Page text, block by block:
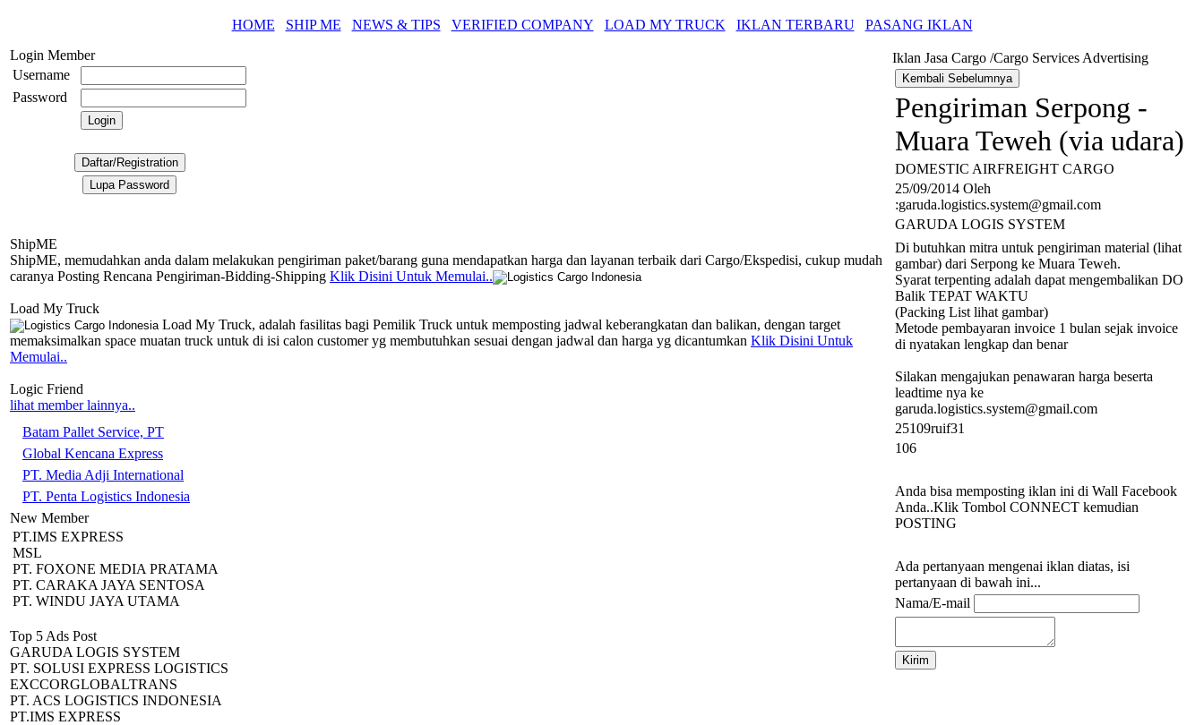
HOME SHIP ME NEWS & TIPS VERIFIED COMPANY LOAD MY TRUCK IKLAN TERBARU
PASANG IKLAN
Login Member
Username
Password
ShipME
ShipME, memudahkan anda dalam melakukan pengiriman paket/barang guna mendapatkan harga dan layanan terbaik dari Cargo/Ekspedisi, cukup mudah
caranya Posting Rencana Pengiriman-Bidding-Shipping Klik Disini Untuk Memulai..
Load My Truck
Load My Truck, adalah fasilitas bagi Pemilik Truck untuk memposting jadwal keberangkatan dan balikan, dengan target
memaksimalkan space muatan truck untuk di isi calon customer yg membutuhkan sesuai dengan jadwal dan harga yg dicantumkan Klik Disini Untuk
Memulai..
Logic Friend
lihat member lainnya..
Batam Pallet Service, PT
Global Kencana Express
PT. Media Adji International
PT. Penta Logistics Indonesia
New Member
PT.IMS EXPRESS
MSL
PT. FOXONE MEDIA PRATAMA
PT. CARAKA JAYA SENTOSA
PT. WINDU JAYA UTAMA
Top 5 Ads Post
GARUDA LOGIS SYSTEM
PT. SOLUSI EXPRESS LOGISTICS
EXCCORGLOBALTRANS
PT. ACS LOGISTICS INDONESIA
PT.IMS EXPRESS
Iklan Jasa Cargo /Cargo Services Advertising
Pengiriman Serpong -
Muara Teweh (via udara)
DOMESTIC AIRFREIGHT CARGO
25/09/2014 Oleh
:garuda.logistics.system@gmail.com
GARUDA LOGIS SYSTEM
Di butuhkan mitra untuk pengiriman material (lihat
gambar) dari Serpong ke Muara Teweh.
Syarat terpenting adalah dapat mengembalikan DO
Balik TEPAT WAKTU
(Packing List lihat gambar)
Metode pembayaran invoice 1 bulan sejak invoice
di nyatakan lengkap dan benar
Silakan mengajukan penawaran harga beserta
leadtime nya ke
garuda.logistics.system@gmail.com
25109ruif31
106
Anda bisa memposting iklan ini di Wall Facebook
Anda..Klik Tombol CONNECT kemudian
POSTING
Ada pertanyaan mengenai iklan diatas, isi
pertanyaan di bawah ini...
Nama/E-mail